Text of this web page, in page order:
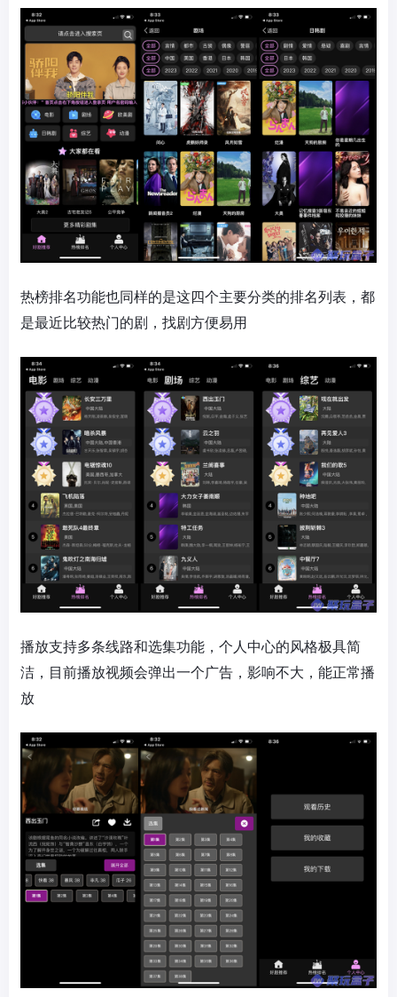
热榜排名功能也同样的是这四个主要分类的排名列表，都
是最近比较热门的剧，找剧方便易用
播放支持多条线路和选集功能，个人中心的风格极具简
洁，目前播放视频会弹出一个广告，影响不大，能正常播
放